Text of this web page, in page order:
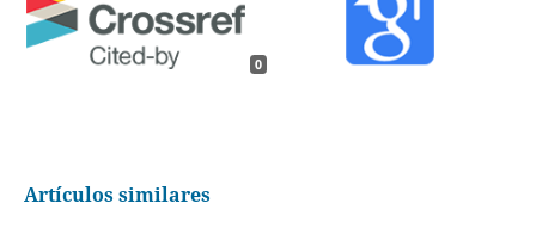
0
Artículos similares